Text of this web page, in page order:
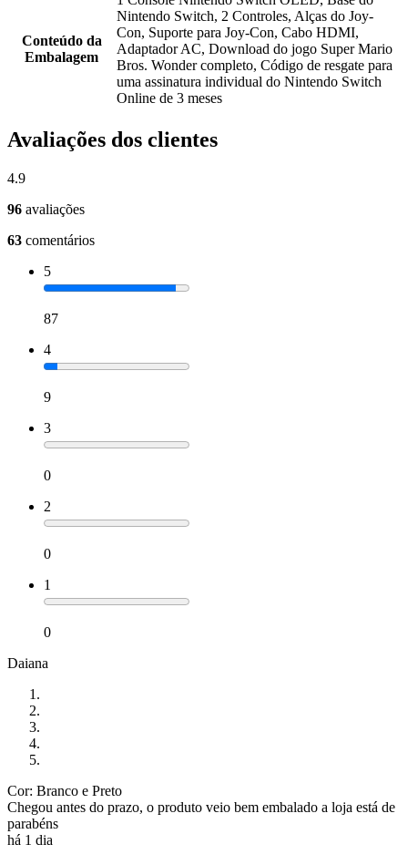
Conteúdo da
Embalagem
Nintendo Switch, 2 Controles, Alças do Joy-
Con, Suporte para Joy-Con, Cabo HDMI,
Adaptador AC, Download do jogo Super Mario
Bros. Wonder completo, Código de resgate para
uma assinatura individual do Nintendo Switch
Online de 3 meses
Avaliações dos clientes
4.9
96 avaliações
63 comentários
5
87
4
9
3
0
2
0
1
0
Daiana
Cor: Branco e Preto
Chegou antes do prazo, o produto veio bem embalado a loja está de
parabéns
há 1 dia